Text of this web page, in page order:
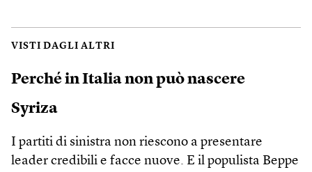
VISTI DAGLI ALTRI
Perché in Italia non può nascere
Syriza
I partiti di sinistra non riescono a presentare
leader credibili e facce nuove. E il populista Beppe